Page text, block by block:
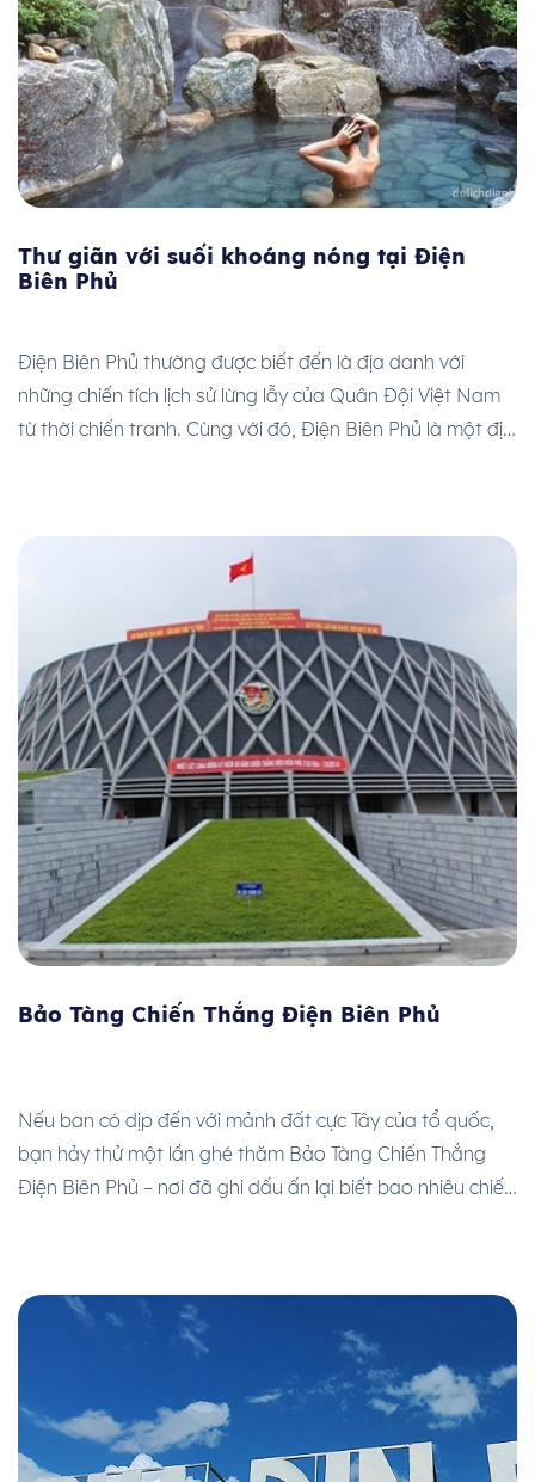
Thư giãn với suối khoáng nóng tại Điện
Biên Phủ
Điện Biên Phủ thường được biết đến là địa danh với
những chiến tích lịch sử lừng lẫy của Quân Đội Việt Nam
từ thời chiến tranh. Cùng với đó, Điện Biên Phủ là một địa
Bảo Tàng Chiến Thắng Điện Biên Phủ
Nếu ban có dịp đến với mảnh đất cực Tây của tổ quốc,
bạn hảy thử một lần ghé thăm Bảo Tàng Chiến Thắng
Điện Biên Phủ – nơi đã ghi dấu ấn lại biết bao nhiêu chiến